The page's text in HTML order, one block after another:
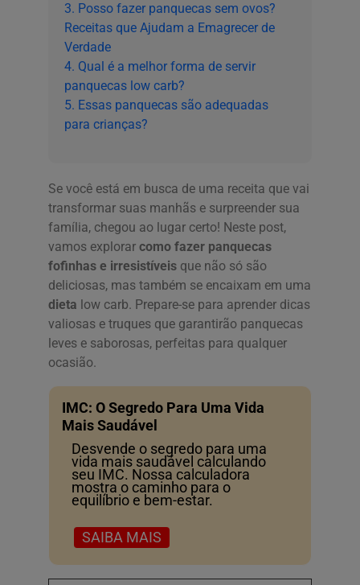
3. Posso fazer panquecas sem ovos?
Receitas que Ajudam a Emagrecer de
Verdade
4. Qual é a melhor forma de servir
panquecas low carb?
5. Essas panquecas são adequadas
para crianças?
Se você está em busca de uma receita que vai
transformar suas manhãs e surpreender sua
família, chegou ao lugar certo! Neste post,
vamos explorar como fazer panquecas
fofinhas e irresistíveis que não só são
deliciosas, mas também se encaixam em uma
dieta low carb. Prepare-se para aprender dicas
valiosas e truques que garantirão panquecas
leves e saborosas, perfeitas para qualquer
ocasião.
IMC: O Segredo Para Uma Vida
Mais Saudável
Desvende o segredo para uma
vida mais saudável calculando
seu IMC. Nossa calculadora
mostra o caminho para o
equilíbrio e bem-estar.
SAIBA MAIS